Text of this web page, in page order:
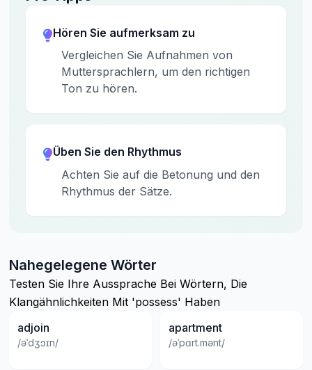
Hören Sie aufmerksam zu
Vergleichen Sie Aufnahmen von
Muttersprachlern, um den richtigen
Ton zu hören.
Üben Sie den Rhythmus
Achten Sie auf die Betonung und den
Rhythmus der Sätze.
Nahegelegene Wörter
Testen Sie Ihre Aussprache Bei Wörtern, Die
Klangähnlichkeiten Mit 'possess' Haben
adjoin
/əˈdʒɔɪn/
apartment
/əˈpɑrt.mənt/